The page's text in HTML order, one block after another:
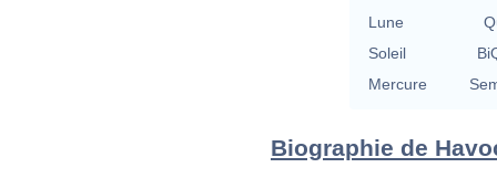
Lune
Soleil
Mercure
Biographie de